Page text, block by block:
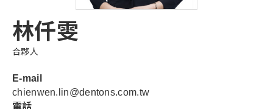
林仟雯
合夥人
E-mail
chienwen.lin@dentons.com.tw
電話